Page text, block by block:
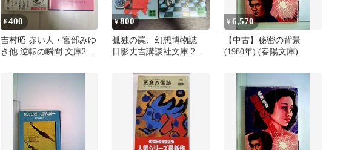
¥400
吉村昭 赤い人・宮部みゆ
き他 逆転の瞬間 文庫2冊
¥800
孤独の罠、幻想博物誌
日影丈吉講談社文庫 2冊
¥6,570
【中古】秘密の背景
(1980年) (春陽文庫)